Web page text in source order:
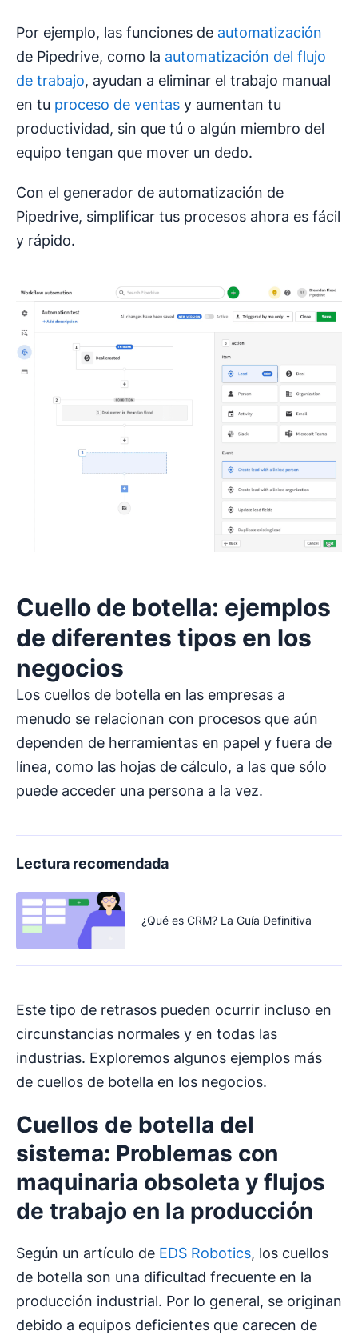
Por ejemplo, las funciones de automatización
de Pipedrive, como la automatización del flujo
de trabajo, ayudan a eliminar el trabajo manual
en tu proceso de ventas y aumentan tu
productividad, sin que tú o algún miembro del
equipo tengan que mover un dedo.
Con el generador de automatización de
Pipedrive, simplificar tus procesos ahora es fácil
y rápido.
Cuello de botella: ejemplos
de diferentes tipos en los
negocios
Los cuellos de botella en las empresas a
menudo se relacionan con procesos que aún
dependen de herramientas en papel y fuera de
línea, como las hojas de cálculo, a las que sólo
puede acceder una persona a la vez.
Lectura recomendada
¿Qué es CRM? La Guía Definitiva
Este tipo de retrasos pueden ocurrir incluso en
circunstancias normales y en todas las
industrias. Exploremos algunos ejemplos más
de cuellos de botella en los negocios.
Cuellos de botella del
sistema: Problemas con
maquinaria obsoleta y flujos
de trabajo en la producción
Según un artículo de EDS Robotics, los cuellos
de botella son una dificultad frecuente en la
producción industrial. Por lo general, se originan
debido a equipos deficientes que carecen de